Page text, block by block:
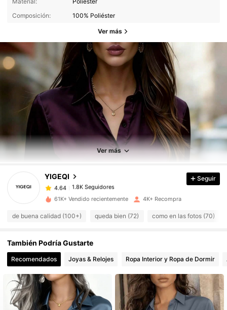
Composición:
100% Poliéster
Ver más
Ver más
YIGEQI
1.8K Seguidores
4.64 1.8K Seguidores
4.64
1.8K Seguidores
l***q
pagóHace 1 día
4.64
4.64 1.8K Seguidores
4.64 1.8K Seguidores
4.64 1.8K Seguidores
Seguir
61K+ Vendido recientemente 4K+ Recompra
de buena calidad (100+) queda bien (72) como en las fotos (70)
También Podría Gustarte
Recomendados Joyas & Relojes Ropa Interior y Ropa de Dormir